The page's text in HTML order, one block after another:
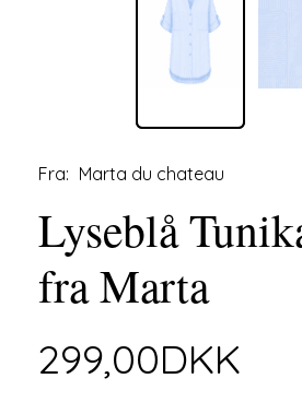
Fra: Marta du chateau
Lyseblå
fra Marta
299,00DKK